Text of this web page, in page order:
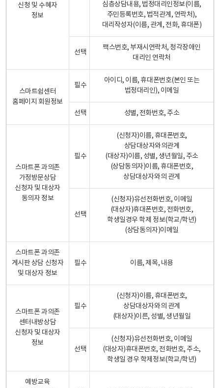
신청 및 수혜자
정보
심층상담내용, 법정대리인정보(이름,
주민등록번호, 법적관계, 연락처),
대리작성자(이름, 관계, 전화, 휴대폰)
선택
팩스번호, 부재시연락처, 청각장애인
대리인 연락처
스마트쉼센터
홈페이지 회원정보
필수
아이디, 이름, 휴대폰번호(본인 또는
법정대리인), 이메일
선택 성별, 전화번호, 주소
스마트폰 과의존
가정방문상담
신청자 및 대상자
동의자 정보
필수
(신청자)이름, 휴대폰번호,
상담대상자와의관계
(대상자)이름, 성별, 생년월일, 주소
(상담동의자)이름, 휴대폰번호,
상담대상자와의 관계
선택
(신청자)유선전화번호, 이메일
(대상자)휴대폰번호, 전화번호,
학생일경우 학제 정보(학교/학년)
(상담동의자)이메일
스마트폰 과의존
게시판 상담 신청자
및 대상자 정보
필수 이름, 제목, 내용
스마트폰 과의존
센터내방상담
신청자 및 대상자
정보
필수
(신청자)이름, 휴대폰번호,
상담대상자와의 관계
(대상자)이른, 성별, 생년월일
선택
(신청자)유선전화번호, 이메일
(대상자)휴대폰번호, 전화번호, 주소,
학생일 경우 학제정보(학교/학년)
예방교육